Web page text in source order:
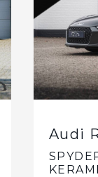
Audi